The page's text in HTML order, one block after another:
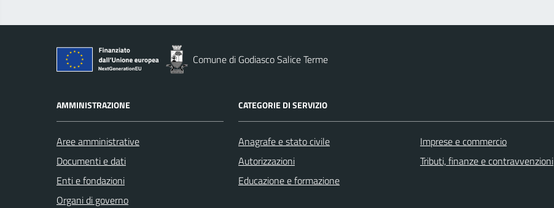
Comune di Godiasco Salice Terme
AMMINISTRAZIONE
Aree amministrative
Documenti e dati
Enti e fondazioni
Organi di governo
CATEGORIE DI SERVIZIO
Anagrafe e stato civile
Autorizzazioni
Educazione e formazione
Imprese e commercio
Tributi, finanze e contravvenzioni